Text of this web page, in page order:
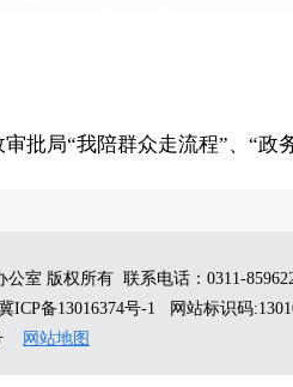
审批局“我陪群众走流程”、“